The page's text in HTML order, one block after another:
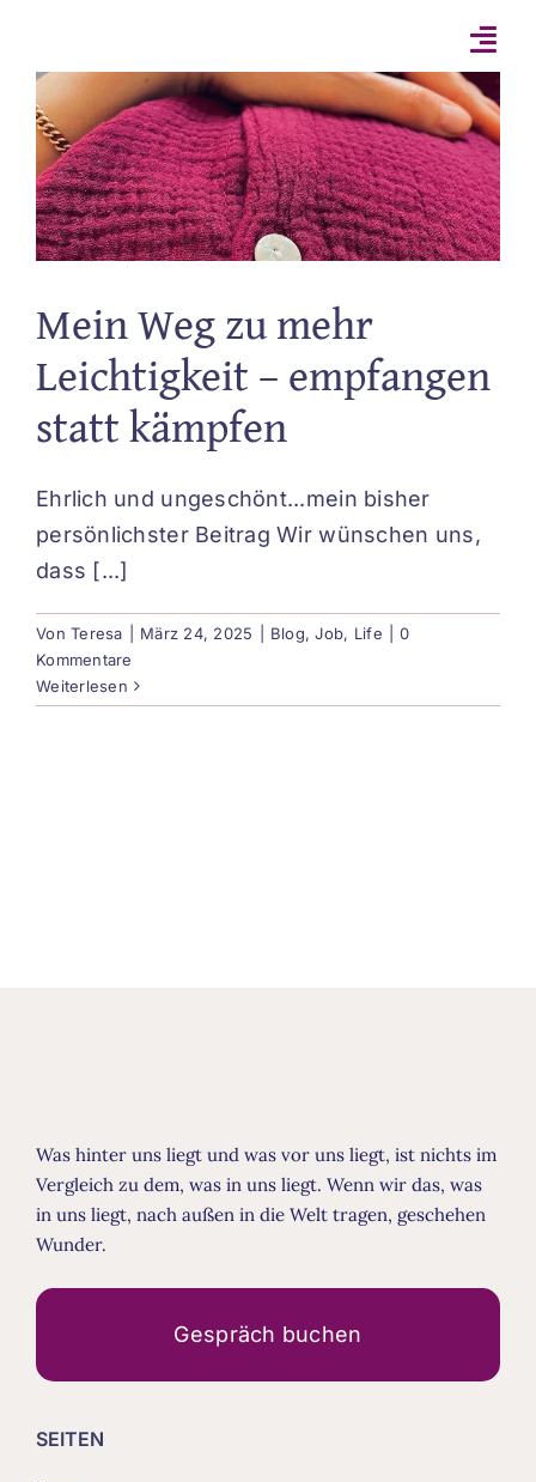
springen
Mein Weg zu mehr
Leichtigkeit – empfangen
statt kämpfen
Ehrlich und ungeschönt...mein bisher
persönlichster Beitrag Wir wünschen uns,
dass [...]
VonTeresa März 24, 2025 Blog,Job, Life
0
Kommentare
Weiterlesen
Was hinter uns liegt und was vor uns liegt, ist nichts im
Vergleich zu dem, was in uns liegt. Wenn wir das, was
in uns liegt, nach außen in die Welt tragen, geschehen
Wunder.
Gespräch buchen
SEITEN